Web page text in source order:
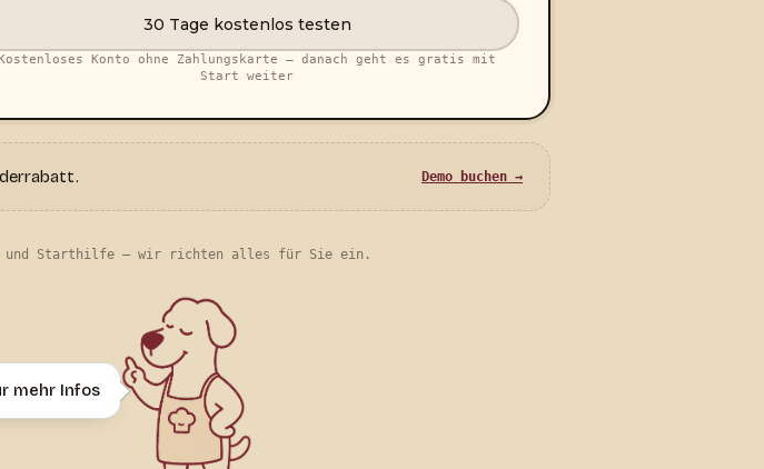
30 Tage kostenlos testen
Konto ohne Zahlungskarte — danach geht es gratis mit
Start weiter
Demo buchen →
und Starthilfe — wir richten alles für Sie ein.
mehr Infos